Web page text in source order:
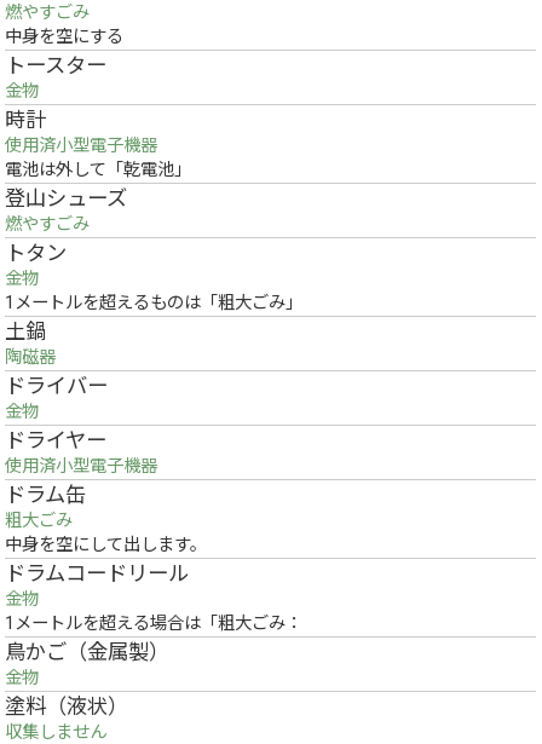
燃やすごみ
中身を空にする
トースター
金物
時計
使用済小型電子機器
電池は外して「乾電池」
登山シューズ
燃やすごみ
トタン
金物
1メートルを超えるものは「粗大ごみ」
土鍋
陶磁器
ドライバー
金物
ドライヤー
使用済小型電子機器
ドラム缶
粗大ごみ
中身を空にして出します。
ドラムコードリール
金物
1メートルを超える場合は「粗大ごみ：
鳥かご（金属製）
金物
塗料（液状）
収集しません